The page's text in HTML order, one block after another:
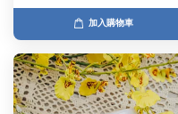
加入購物車